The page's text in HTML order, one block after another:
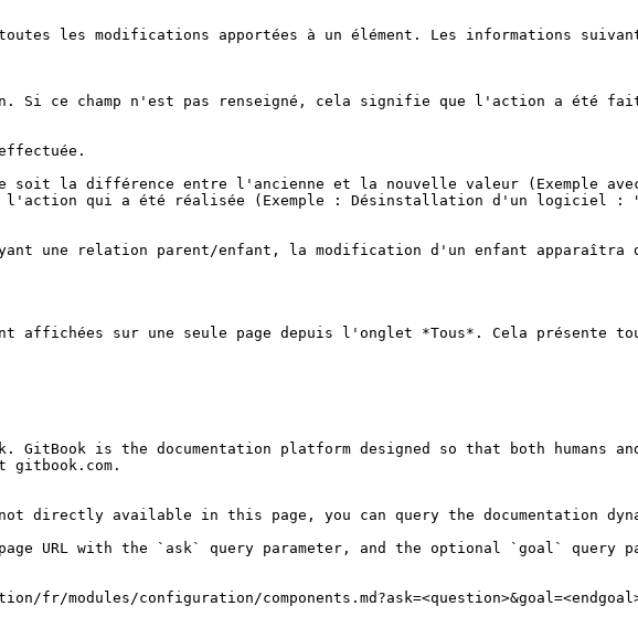
les modifications apportées à un élément. Les informations
ce champ n'est pas renseigné, cela signifie que l'action a été faite
la différence entre l'ancienne et la nouvelle valeur (Exemple avec
qui a été réalisée (Exemple : Désinstallation d'un logiciel :
une relation parent/enfant, la modification d'un enfant apparaîtra
affichées sur une seule page depuis l'onglet *Tous*. Cela présente
GitBook is the documentation platform designed so that both humans
directly available in this page, you can query the documentation
URL with the `ask` query parameter, and the optional `goal` query
fr/modules/configuration/